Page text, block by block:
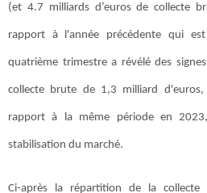
(et 4.7 milliards d’euros de collecte
rapport à l'année précédente qui
quatrième trimestre a révélé des
collecte brute de 1,3 milliard
rapport à la même période en
stabilisation du marché.
Ci-après la répartition de la